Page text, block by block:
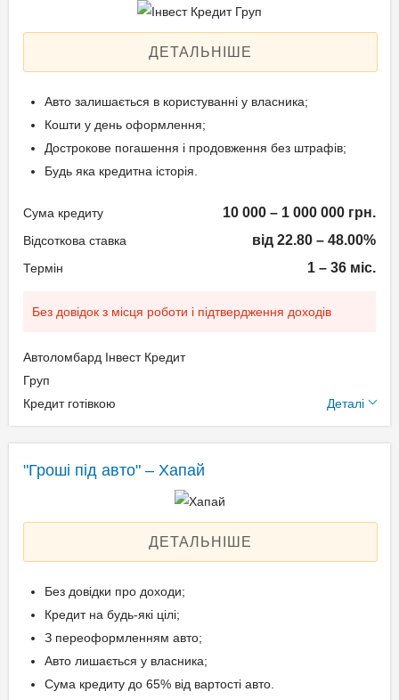
Технічний паспорт на
авто;
Ідентифікаційний номер.
Спосіб погашення:
Класичний
Дострокове погашення:
Без страхування
чоловіка;
розпорядження авто.
Вік позичальника
ДЕТАЛЬНІШЕ
Авто залишається в користуванні у власника;
Кошти у день оформлення;
Дострокове погашення і продовження без штрафів;
Будь яка кредитна історія.
Сума кредиту 10 000 – 1 000 000 грн.
Відсоткова ставка від 22.80 – 48.00%
Термін 1 – 36 міс.
Без довідок з місця роботи і підтвердження доходів
Автоломбард Інвест Кредит
Груп
Кредит готівкою
Деталі
Застава: Автотранспорт
Дострокове погашення:
Дострокове без штрафів
кредиту
На розрахунковий
"Гроші під авто" – Хапай
ДЕТАЛЬНІШЕ
Без довідки про доходи;
Кредит на будь-які цілі;
З переоформленням авто;
Авто лишається у власника;
Сума кредиту до 65% від вартості авто.